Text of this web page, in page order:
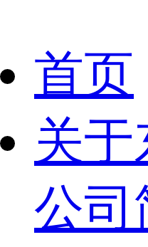
首页
关于
公司